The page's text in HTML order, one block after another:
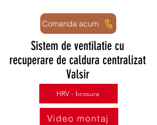
Comanda acum
Sistem de ventilatie cu
recuperare de caldura centralizat
Valsir
HRV - brosura
Video montaj